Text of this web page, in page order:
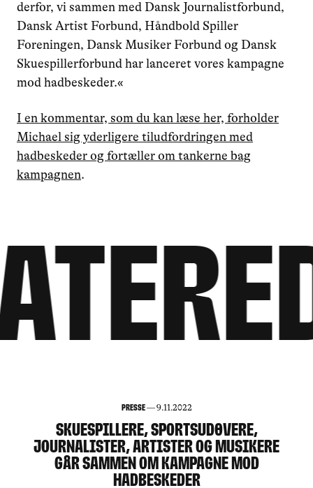
derfor, vi sammen med Dansk Journalistforbund,
Dansk Artist Forbund, Håndbold Spiller
Foreningen, Dansk Musiker Forbund og Dansk
Skuespillerforbund har lanceret vores kampagne
mod hadbeskeder.«
I en kommentar, som du kan læse her, forholder
Michael sig yderligere tiludfordringen med
hadbeskeder og fortæller om tankerne bag
kampagnen.
Presse—9.11.2022
SKUESPILLERE, SPORTSUDØVERE,
JOURNALISTER, ARTISTER OG MUSIKERE
GÅR SAMMEN OM KAMPAGNE MOD
HADBESKEDER